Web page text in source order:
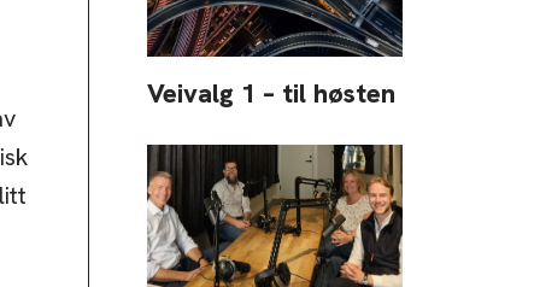
Veivalg 1 – til høsten